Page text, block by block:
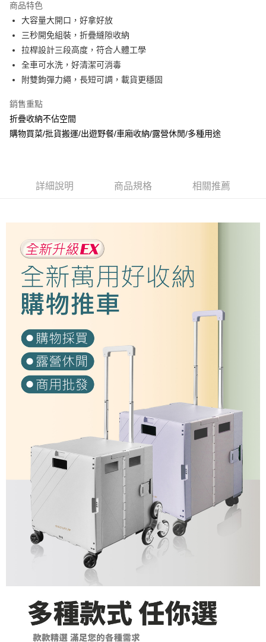
合作金庫商業銀行
華南商業銀行
上海商業儲蓄銀行
國泰世華商業銀行
兆豐國際商業銀行
臺灣中小企業銀行
匯豐（台灣）商業銀行
華泰商業銀行
聯邦商業銀行
遠東國際商業銀行
元大商業銀行
台新國際商業銀行
台灣樂天信用卡公司
LINE Pay
Apple Pay
街口支付
悠遊付
Google Pay
ATM付款
每筆NT$350
週二早上8:30前完成訂購之訂單週四自取
免運費
貨到付款
商品特色
大容量大開口，好拿好放
三秒開免組裝，折疊縫隙收納
拉桿設計三段高度，符合人體工學
全車可水洗，好清潔可消毒
附雙鉤彈力繩，長短可調，載貨更穩固
銷售重點
折疊收納不佔空間
購物買菜/批貨搬運/出遊野餐/車廂收納/露營休閒/多種用途
詳細說明 商品規格 相關推薦